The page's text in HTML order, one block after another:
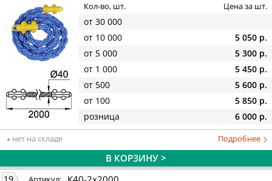
Кол-во, шт. Цена за шт.
от 30 000
от 10 000
5 050 р.
от 5 000
5 300 р.
от 1 000
5 450 р.
от 500
5 600 р.
от 100
5 850 р.
розница
6 000 р.
нет на складе Подробнее
В КОРЗИНУ >